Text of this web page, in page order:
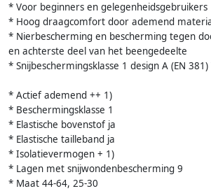
* Voor beginners en gelegenheidsgebruikers
* Hoog draagcomfort door ademend
* Nierbescherming en bescherming tegen
en achterste deel van het beengedeelte
* Snijbeschermingsklasse 1 design A (EN
* Actief ademend ++ 1)
* Beschermingsklasse 1
* Elastische bovenstof ja
* Elastische tailleband ja
* Isolatievermogen + 1)
* Lagen met snijwondenbescherming 9
* Maat 44-64, 25-30